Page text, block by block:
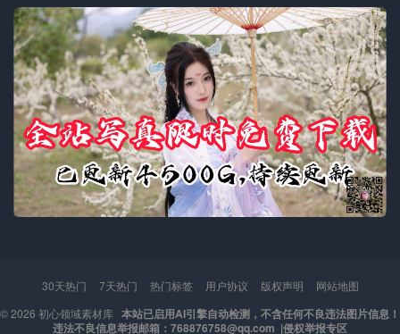
30天热门 7天热门 热门标签 用户协议 版权声明
网站地图
© 2026 初心领域素材库 本站已启用AI引擎自动检测，不含任何不良违法图片信息！
违法不良信息举报邮箱：768876758@qq.com |侵权举报专区